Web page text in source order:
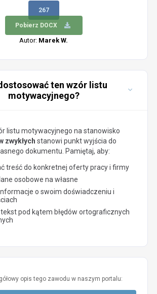
267
Pobierz DOCX
Autor: Marek W.
ten wzór listu
motywacyjnego?
listu motywacyjnego na stanowisko
zwykłych stanowi punkt wyjścia do
dokumentu. Pamiętaj, aby:
treść do konkretnej oferty pracy i firmy
osobowe na własne
o swoim doświadczeniu i
pod kątem błędów ortograficznych
opis tego zawodu w naszym portalu: